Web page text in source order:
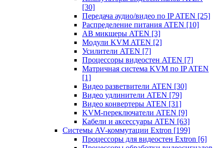
[30]
Передача аудио/видео по IP ATEN [25]
Распределение питания ATEN [10]
АВ микшеры ATEN [3]
Модули KVM ATEN [2]
Усилители ATEN [7]
Процессоры видеостен ATEN [7]
Матричная система KVM по IP ATEN
[1]
Видео разветвители ATEN [30]
Видео удлинители ATEN [79]
Видео конвертеры ATEN [31]
KVM-переключатели ATEN [9]
Кабели и аксессуары ATEN [63]
Системы AV-коммутации Extron [199]
Процессоры для видеостен Extron [6]